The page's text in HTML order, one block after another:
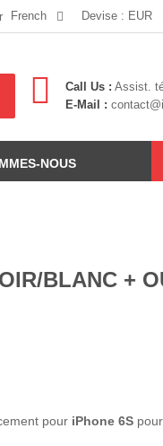
Devise : EUR
French
Call Us : Assist.
E-Mail :
NOUS
BLANC +
pour iPhone 6S